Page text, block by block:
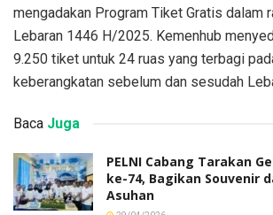
mengadakan Program Tiket Gratis dalam
Lebaran 1446 H/2025. Kemenhub
9.250 tiket untuk 24 ruas yang terbagi
keberangkatan sebelum dan sesudah
Baca Juga
PELNI Cabang Tarakan
ke-74, Bagikan Souvenir
Asuhan